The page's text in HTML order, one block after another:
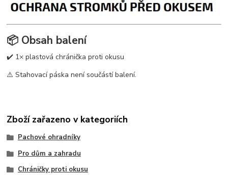
📦 Obsah balení
✔️ 1× plastová chránička proti okusu
⚠️ Stahovací páska není součástí balení.
Zboží zařazeno v kategoriích
Pachové ohradníky
Pro dům a zahradu
Chráničky proti okusu